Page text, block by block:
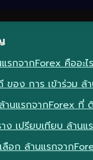
รกจากForex คืออะไ
ของ การ เข้าร่วม ล้
านแรกจากForex ที่
ง เปรียบเทียบ ล้าน
ลือก ล้านแรกจาก